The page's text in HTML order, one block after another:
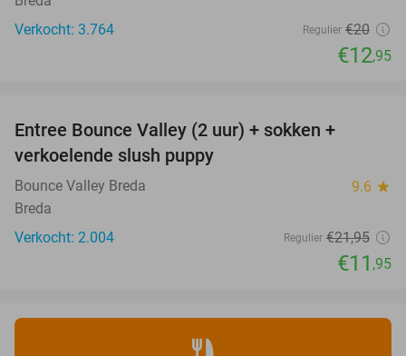
Verkocht: 3.764
Regulier €20
€12,95
Entree Bounce Valley (2 uur) + sokken +
verkoelende slush puppy
Bounce Valley Breda 9.6 star
Breda
Verkocht: 2.004
Regulier €21,95
€11 ,95